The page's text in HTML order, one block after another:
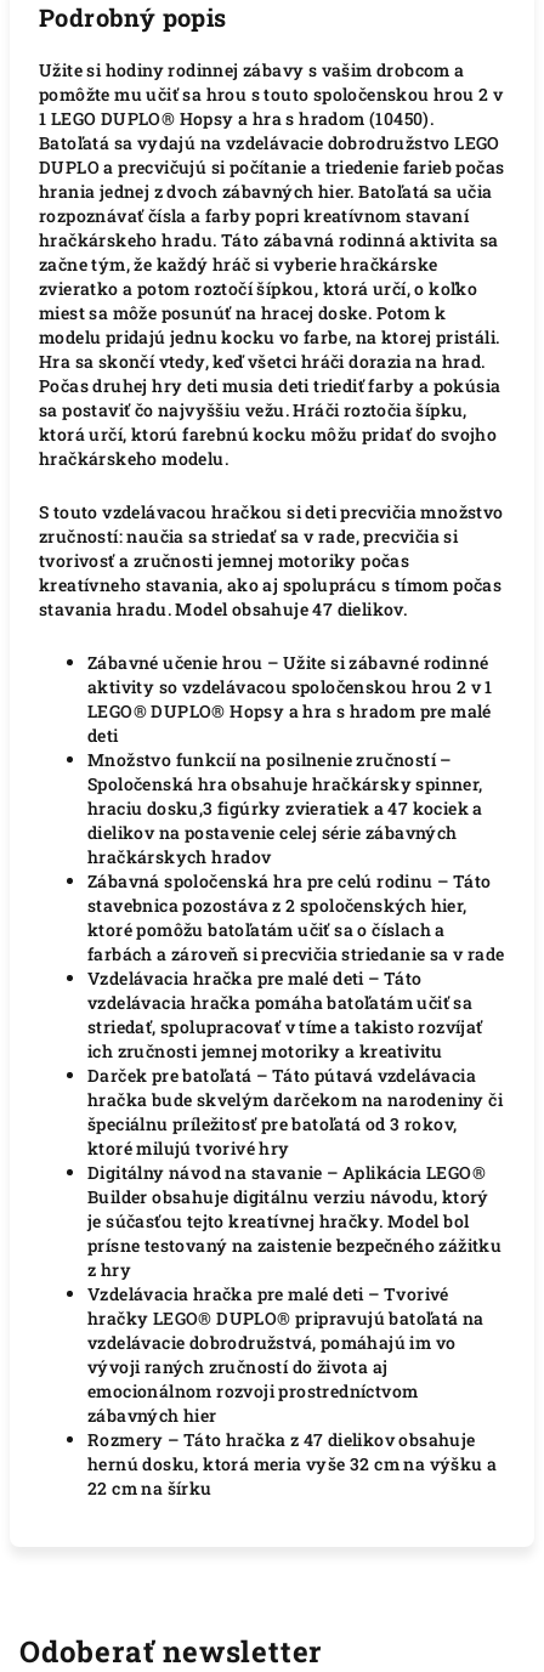
Podrobný popis
Užite si hodiny rodinnej zábavy s vašim drobcom a
pomôžte mu učiť sa hrou s touto spoločenskou hrou 2 v
1 LEGO DUPLO® Hopsy a hra s hradom (10450).
Batoľatá sa vydajú na vzdelávacie dobrodružstvo LEGO
DUPLO a precvičujú si počítanie a triedenie farieb počas
hrania jednej z dvoch zábavných hier. Batoľatá sa učia
rozpoznávať čísla a farby popri kreatívnom stavaní
hračkárskeho hradu. Táto zábavná rodinná aktivita sa
začne tým, že každý hráč si vyberie hračkárske
zvieratko a potom roztočí šípkou, ktorá určí, o koľko
miest sa môže posunúť na hracej doske. Potom k
modelu pridajú jednu kocku vo farbe, na ktorej pristáli.
Hra sa skončí vtedy, keď všetci hráči dorazia na hrad.
Počas druhej hry deti musia deti triediť farby a pokúsia
sa postaviť čo najvyššiu vežu. Hráči roztočia šípku,
ktorá určí, ktorú farebnú kocku môžu pridať do svojho
hračkárskeho modelu.
S touto vzdelávacou hračkou si deti precvičia množstvo
zručností: naučia sa striedať sa v rade, precvičia si
tvorivosť a zručnosti jemnej motoriky počas
kreatívneho stavania, ako aj spoluprácu s tímom počas
stavania hradu. Model obsahuje 47 dielikov.
Zábavné učenie hrou – Užite si zábavné rodinné
aktivity so vzdelávacou spoločenskou hrou 2 v 1
LEGO® DUPLO® Hopsy a hra s hradom pre malé
deti
Množstvo funkcií na posilnenie zručností –
Spoločenská hra obsahuje hračkársky spinner,
hraciu dosku,3 figúrky zvieratiek a 47 kociek a
dielikov na postavenie celej série zábavných
hračkárskych hradov
Zábavná spoločenská hra pre celú rodinu – Táto
stavebnica pozostáva z 2 spoločenských hier,
ktoré pomôžu batoľatám učiť sa o číslach a
farbách a zároveň si precvičia striedanie sa v rade
Vzdelávacia hračka pre malé deti – Táto
vzdelávacia hračka pomáha batoľatám učiť sa
striedať, spolupracovať v tíme a takisto rozvíjať
ich zručnosti jemnej motoriky a kreativitu
Darček pre batoľatá – Táto pútavá vzdelávacia
hračka bude skvelým darčekom na narodeniny či
špeciálnu príležitosť pre batoľatá od 3 rokov,
ktoré milujú tvorivé hry
Digitálny návod na stavanie – Aplikácia LEGO®
Builder obsahuje digitálnu verziu návodu, ktorý
je súčasťou tejto kreatívnej hračky. Model bol
prísne testovaný na zaistenie bezpečného zážitku
z hry
Vzdelávacia hračka pre malé deti – Tvorivé
hračky LEGO® DUPLO® pripravujú batoľatá na
vzdelávacie dobrodružstvá, pomáhajú im vo
vývoji raných zručností do života aj
emocionálnom rozvoji prostredníctvom
zábavných hier
Rozmery – Táto hračka z 47 dielikov obsahuje
hernú dosku, ktorá meria vyše 32 cm na výšku a
22 cm na šírku
Odoberať newsletter